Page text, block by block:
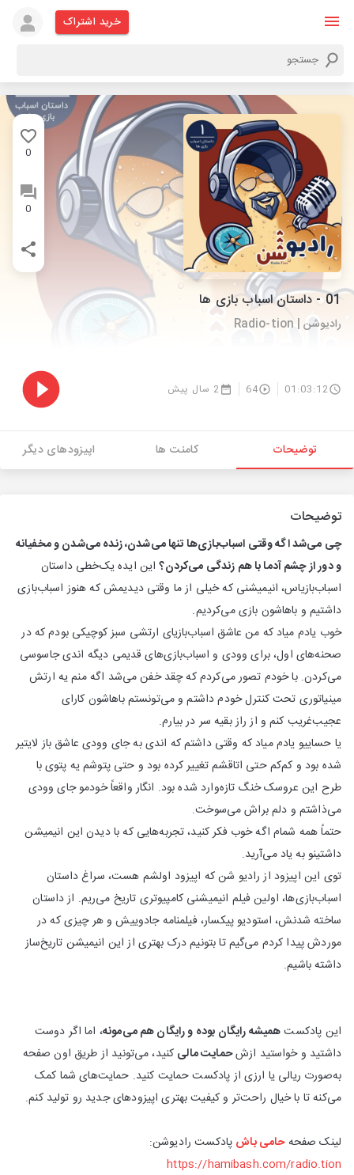
خرید اشتراک
0
0
01 - داستان اسباب بازی ها
رادیوشن | Radio-tion
01:03:12
64 2 سال پیش
توضیحات کامنت ها اپیزودهای دیگر
توضیحات
چی می‌شد اگه وقتی اسباب‌بازی‌ها تنها می‌شدن، زنده می‌شدن و مخفیانه
و دور از چشم آدما با هم زندگی می‌کردن؟این ایده یک‌خطی داستان
اسباب‌بازیاس، انیمیشنی که خیلی از ما وقتی دیدیمش که هنوز اسباب‌بازی
داشتیم و باهاشون بازی می‌کردیم.
خوب یادم میاد که من عاشق اسباب‌بازیای ارتشی سبز کوچیکی بودم که در
صحنه‌های اول، برای وودی و اسباب‌بازی‌های قدیمی دیگه اندی جاسوسی
می‌کردن. با خودم تصور می‌کردم که چقد خفن می‌شد اگه منم یه ارتش
مینیاتوری تحت کنترل خودم داشتم و می‌تونستم باهاشون کارای
عجیب‌غریب کنم و از راز بقیه سر در بیارم.
یا حساییو یادم میاد که وقتی داشتم که اندی به جای وودی عاشق باز لایتیر
شده بود و کم‌کم حتی اتاقشم تغییر کرده بود و حتی پتوشم یه پتوی با
طرح این عروسک خنگ تازه‌وارد شده بود. انگار واقعاً خودمو جای وودی
می‌ذاشتم و دلم براش می‌سوخت.
حتماً همه شمام اگه خوب فکر کنید، تجربه‌هایی که با دیدن این انیمیشن
داشتینو به یاد می‌آرید.
توی این اپیزود از رادیو شن که اپیزود اولشم هست، سراغ داستان
اسباب‌بازی‌ها، اولین فیلم انیمیشنی کامپیوتری تاریخ می‌ریم. از داستان
ساخته شدنش، استودیو پیکسار، فیلمنامه جادوییش و هر چیزی که در
موردش پیدا کردم می‌گیم تا بتونیم درک بهتری از این انیمیشن تاریخ‌ساز
داشته باشیم.
این پادکستهمیشه رایگان بوده و رایگان هم می‌مونه، اما اگر دوست
داشتید و خواستید ازشحمایت مالی کنید، می‌تونید از طریق اون صفحه
به‌صورت ریالی یا ارزی از پادکست حمایت کنید. حمایت‌های شما کمک
می‌کنه تا با خیال راحت‌تر و کیفیت بهتری اپیزودهای جدید رو تولید کنم.
لینک صفحهحامی باش پادکست رادیوشن:
https://hamibash.com/radio.tion